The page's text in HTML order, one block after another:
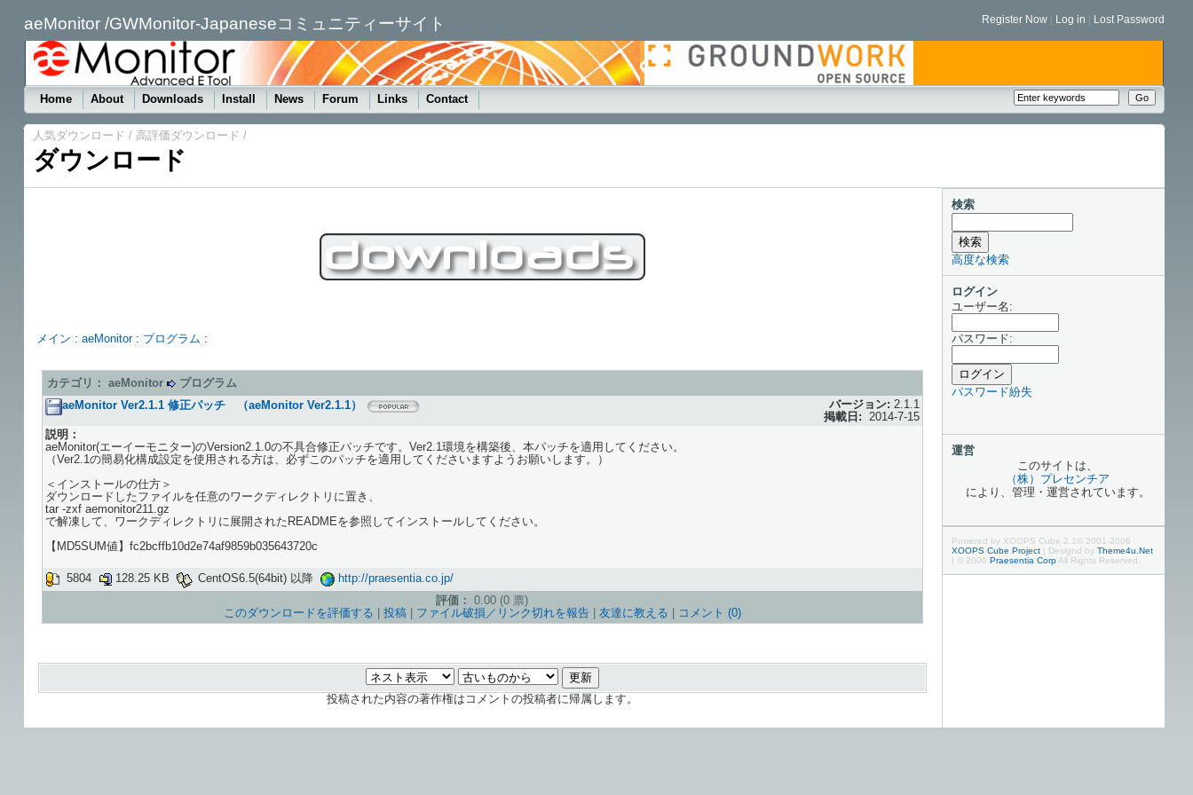
aeMonitor /GWMonitor-Japaneseコミュニティーサイト Register Now| Log in Lost Password
Home About Downloads Install News Forum Links Contact
人気ダウンロード / 高評価ダウンロード /
ダウンロード
メイン : aeMonitor: プログラム :
カテゴリ： aeMonitor
プログラム
aeMonitor Ver2.1.1 修正パッチ （aeMonitor Ver2.1.1）
バージョン: 2.1.1
掲載日: 2014-7-15
説明：
aeMonitor(エーイーモニター)のVersion2.1.0の不具合修正パッチです。Ver2.1環境を構築後、本パッチを適用してください。
（Ver2.1の簡易化構成設定を使用される方は、必ずこのパッチを適用してくださいますようお願いします。）
＜インストールの仕方＞
ダウンロードしたファイルを任意のワークディレクトリに置き、
tar -zxf aemonitor211.gz
で解凍して、ワークディレクトリに展開されたREADMEを参照してインストールしてください。
【MD5SUM値】fc2bcffb10d2e74af9859b035643720c
5804 128.25 KB CentOS6.5(64bit) 以降
http://praesentia.co.jp/
評価： 0.00 (0 票)
このダウンロードを評価する | 投稿| ファイル破損／リンク切れを報告| 友達に教える | コメント (0)
投稿された内容の著作権はコメントの投稿者に帰属します。
検索
高度な検索
ログイン
ユーザー名:
パスワード:
パスワード紛失
運営
このサイトは、
（株）プレセンチア
により、管理・運営されています。
Powered by XOOPS Cube 2.1© 2001-2006
XOOPS Cube Project| Designd by Theme4u.Net
| © 2008 Praesentia CorpAll Rights Reserved.